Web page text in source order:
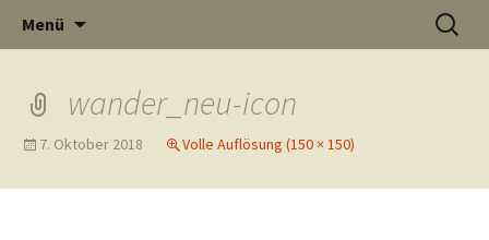
Thüste im
und
Menü
Suchen
nach:
wander_neu-icon
7. Oktober 2018 Volle Auflösung (150 × 150)